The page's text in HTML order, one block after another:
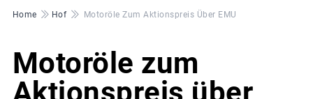
Pfadnavigation
Home Hof Motoröle Zum Aktionspreis Über EMU
Motoröle zum